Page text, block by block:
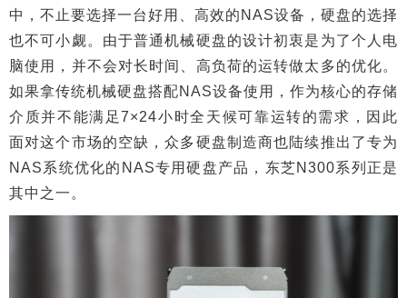
中，不止要选择一台好用、高效的NAS设备，硬盘的选择
也不可小觑。由于普通机械硬盘的设计初衷是为了个人电
脑使用，并不会对长时间、高负荷的运转做太多的优化。
如果拿传统机械硬盘搭配NAS设备使用，作为核心的存储
介质并不能满足7×24小时全天候可靠运转的需求，因此
面对这个市场的空缺，众多硬盘制造商也陆续推出了专为
NAS系统优化的NAS专用硬盘产品，东芝N300系列正是
其中之一。